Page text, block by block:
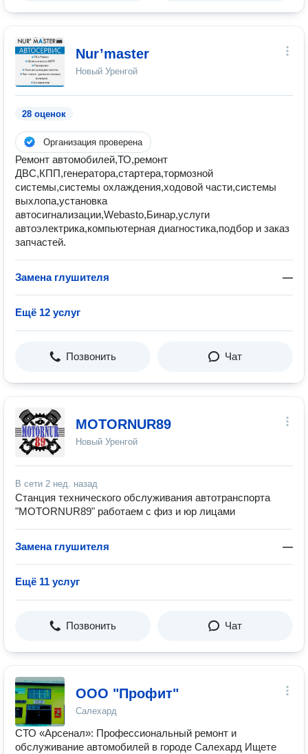
Nur’master
Новый Уренгой
28 оценок
Организация проверена
Ремонт автомобилей,ТО,ремонт
ДВС,КПП,генератора,стартера,тормозной
системы,системы охлаждения,ходовой части,системы
выхлопа,установка
автосигнализации,Webasto,Бинар,услуги
автоэлектрика,компьютерная диагностика,подбор и заказ
запчастей.
Замена глушителя —
Ещё 12 услуг
Позвонить Чат
MOTORNUR89
Новый Уренгой
В сети 2 нед. назад
Станция технического обслуживания автотранспорта
"MOTORNUR89" работаем с физ и юр лицами
Замена глушителя —
Ещё 11 услуг
Позвонить Чат
ООО "Профит"
Салехард
СТО «Арсенал»: Профессиональный ремонт и
обслуживание автомобилей в городе Салехард Ищете